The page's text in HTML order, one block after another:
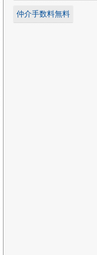
仲介手数料無料